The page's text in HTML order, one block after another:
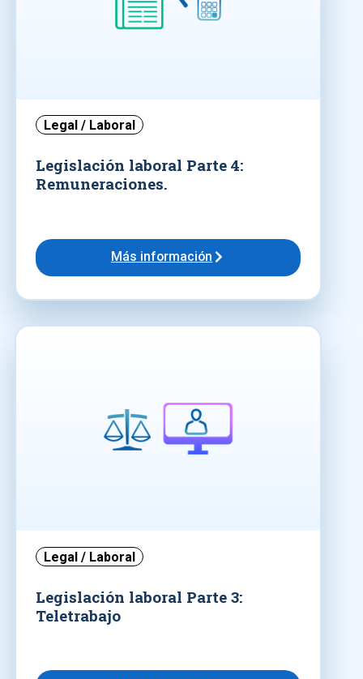
Legal / Laboral
Legislación laboral Parte 4:
Remuneraciones.
Más información
Legal / Laboral
Legislación laboral Parte 3:
Teletrabajo